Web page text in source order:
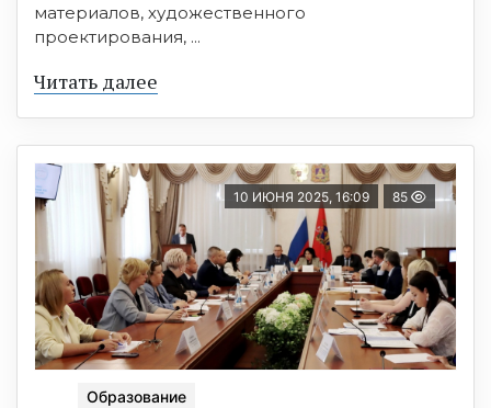
материалов, художественного
проектирования, ...
Читать далее
10 ИЮНЯ 2025, 16:09 85
Образование